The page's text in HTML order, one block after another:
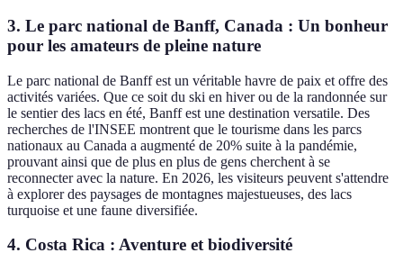
3. Le parc national de Banff, Canada : Un bonheur
pour les amateurs de pleine nature
Le parc national de Banff est un véritable havre de paix et offre des
activités variées. Que ce soit du ski en hiver ou de la randonnée sur
le sentier des lacs en été, Banff est une destination versatile. Des
recherches de l'INSEE montrent que le tourisme dans les parcs
nationaux au Canada a augmenté de 20% suite à la pandémie,
prouvant ainsi que de plus en plus de gens cherchent à se
reconnecter avec la nature. En 2026, les visiteurs peuvent s'attendre
à explorer des paysages de montagnes majestueuses, des lacs
turquoise et une faune diversifiée.
4. Costa Rica : Aventure et biodiversité